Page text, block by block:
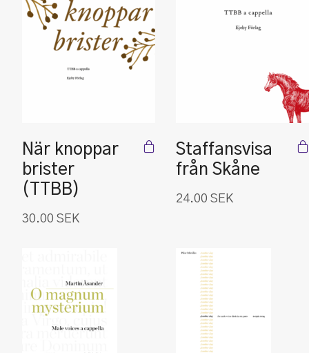
När knoppar
brister
(TTBB)
30.00 SEK
Staffansvisa
från Skåne
24.00 SEK